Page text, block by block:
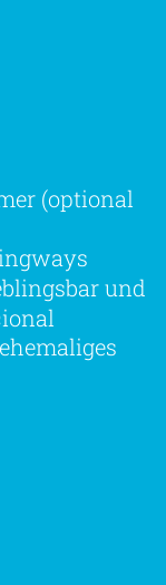
(optional
und